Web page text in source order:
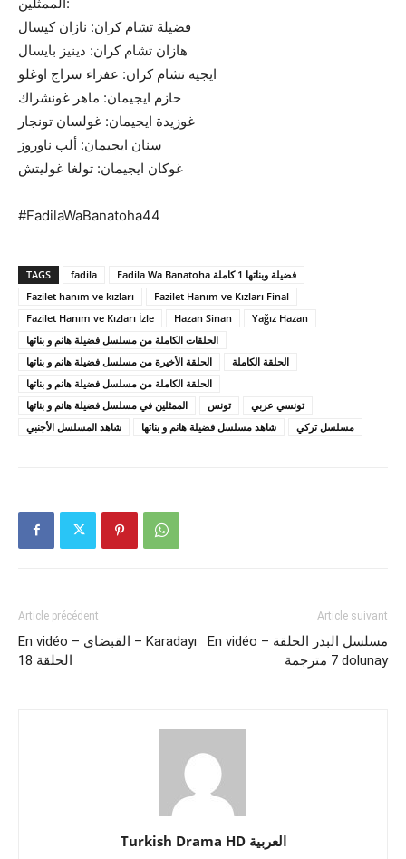
فضيلة تشام كران: نازان كيسال
هازان تشام كران: دينيز بايسال
ايجيه تشام كران: عفراء سراج اوغلو
حازم ايجيمان: ماهر غونشراك
غوزيدة ايجيمان: غولسان تونجار
سنان ايجيمان: ألب ناوروز
غوكان ايجيمان: تولغا غوليتش
#FadilaWaBanatoha44
TAGS fadila
Fadila Wa Banatoha فضيلة وبناتها 1 كاملة
Fazilet hanım ve kızları
Fazilet Hanım ve Kızları Final
Fazilet Hanım ve Kızları İzle
Hazan Sinan
Yağız Hazan
الحلقات الكاملة من مسلسل فضيلة هانم و بناتها
الحلقة الأخيرة من مسلسل فضيلة هانم و بناتها
الحلقة الكاملة
الحلقة الكاملة من مسلسل فضيلة هانم و بناتها
الممثلين في مسلسل فضيلة هانم و بناتها
تونس
تونسي عربي
شاهد المسلسل الأجنبي
شاهد مسلسل فضيلة هانم و بناتها مسلسل تركي
Article précédent
En vidéo – القبضاي – Karadayı
الحلقة 18
Article suivant
En vidéo – مسلسل البدر الحلقة
7 مترجمة dolunay
Turkish Drama HD العربية